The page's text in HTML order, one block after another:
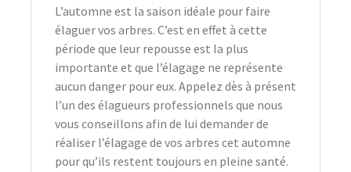
L’automne est la saison idéale pour faire
élaguer vos arbres. C’est en effet à cette
période que leur repousse est la plus
importante et que l’élagage ne représente
aucun danger pour eux. Appelez dès à présent
l’un des élagueurs professionnels que nous
vous conseillons afin de lui demander de
réaliser l’élagage de vos arbres cet automne
pour qu’ils restent toujours en pleine santé.